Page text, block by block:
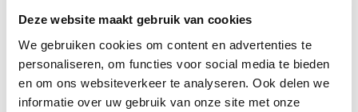
Deze website maakt gebruik van cookies
We gebruiken cookies om content en advertenties te
personaliseren, om functies voor social media te bieden
en om ons websiteverkeer te analyseren. Ook delen we
informatie over uw gebruik van onze site met onze
cm
Geschikte bladafmetingen:
120, 140, 160, 180 en 200